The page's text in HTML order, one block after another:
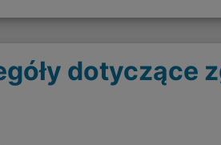
dotyczące